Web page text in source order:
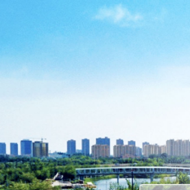
走进克拉玛依